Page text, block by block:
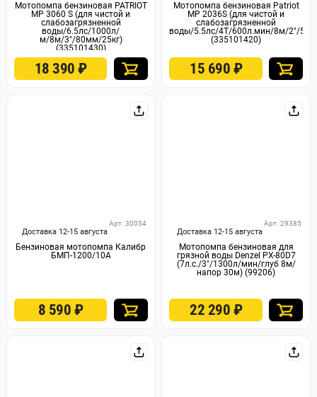
Мотопомпа бензиновая PATRIOT
MP 3060 S (для чистой и
слабозагрязненной
воды/6.5лс/1000л/
м/8м/3"/80мм/25кг)
(335101430)
18 390₽
Мотопомпа бензиновая Patriot
MP 2036S (для чистой и
слабозагрязненной
воды/5.5лс/4Т/600л.мин/8м/2"/
(335101420)
15 690 ₽
Доставка 12-15 августа
Арт. 30034
Бензиновая мотопомпа Калибр
БМП-1200/10А
8 590 ₽
Доставка 12-15 августа
Арт. 29385
Мотопомпа бензиновая для
грязной воды Denzel PX-80D7
(7л.с./3"/1300л/мин/глуб 8м/
напор 30м) (99206)
22 290 ₽